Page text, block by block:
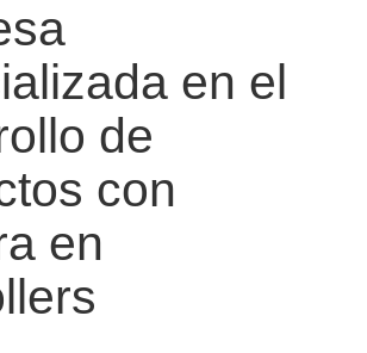
en el
de
con
en